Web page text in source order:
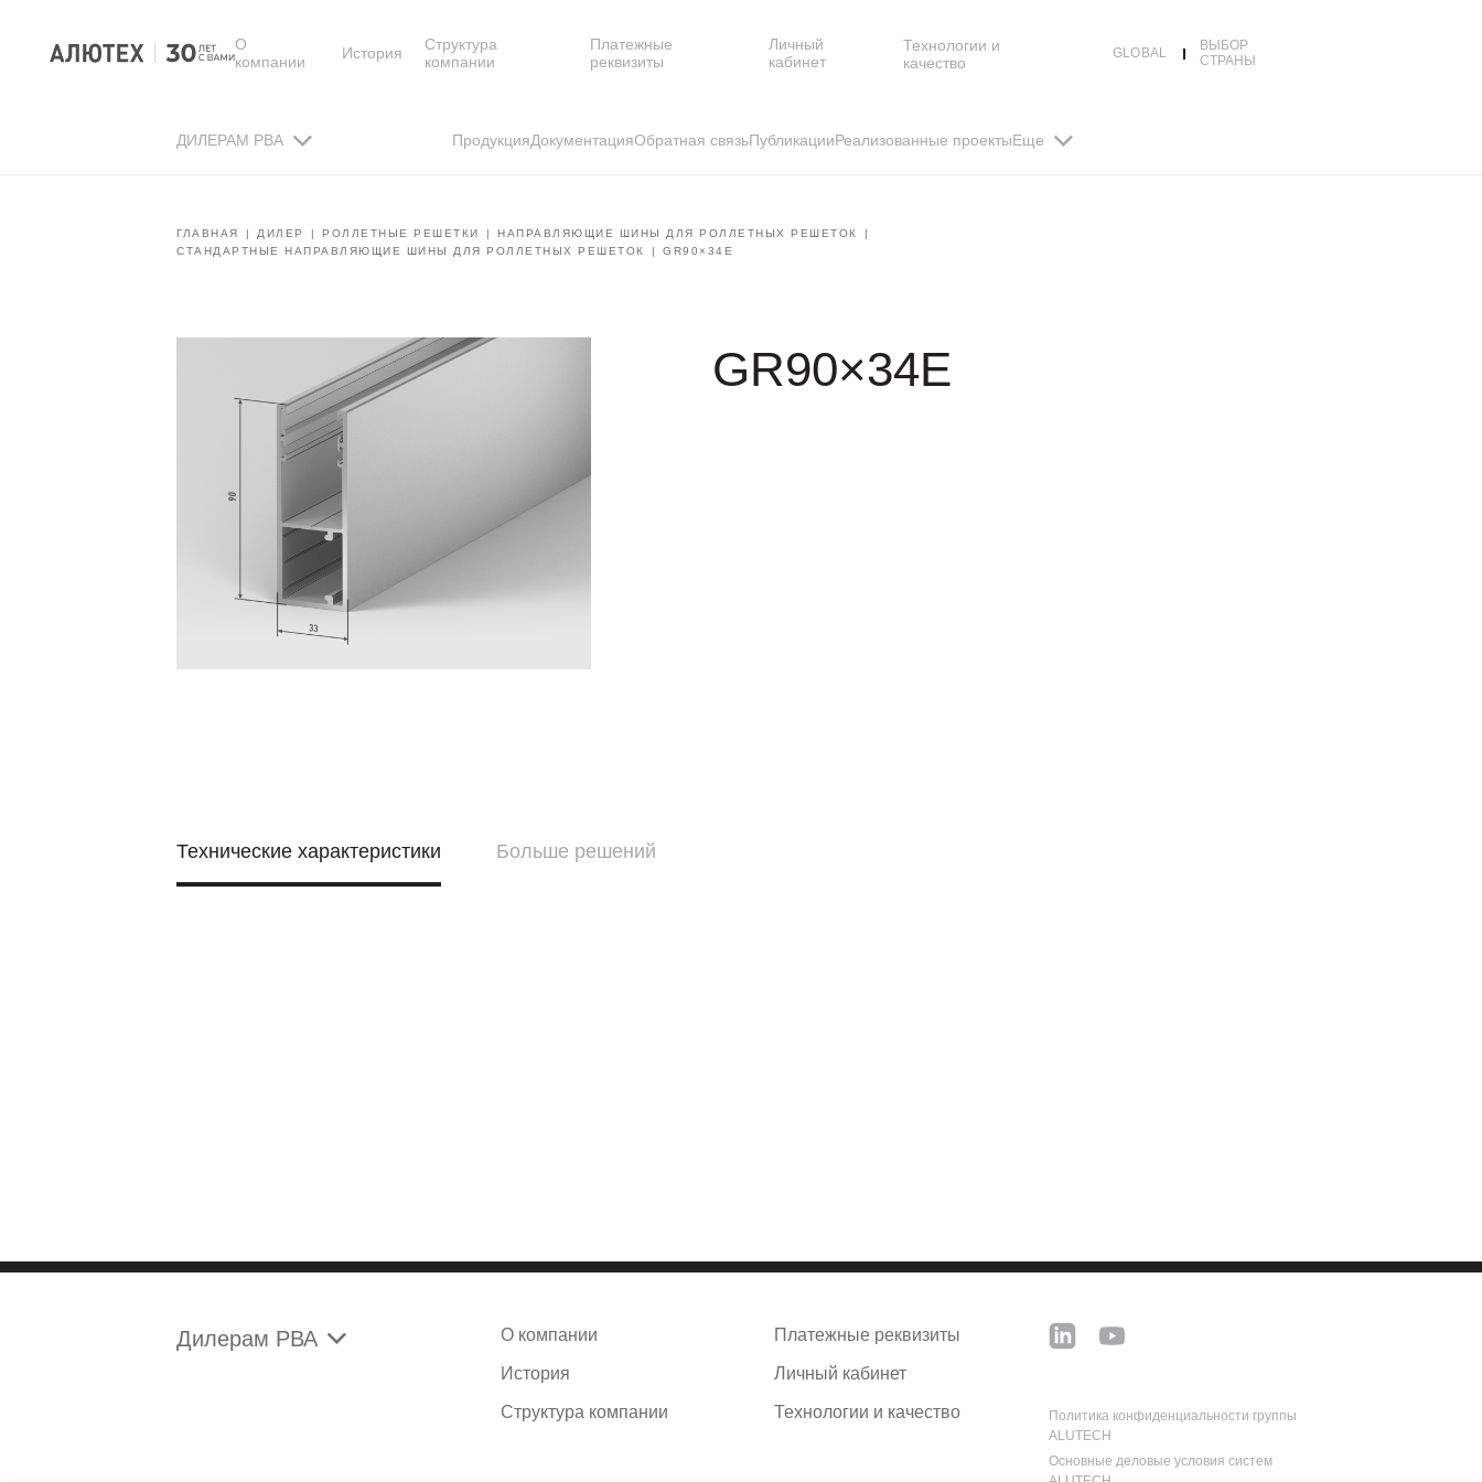
О
компании
История
Структура
компании
Платежные
реквизиты
Личный
кабинет
Технологии и
качество
GLOBAL
ВЫБОР
СТРАНЫ
ДИЛЕРАМ РВА ПродукцияДокументацияОбратная связьПубликацииРеализованные проектыЕще
ГЛАВНАЯ ДИЛЕР РОЛЛЕТНЫЕ РЕШЕТКИ
НАПРАВЛЯЮЩИЕ ШИНЫ ДЛЯ РОЛЛЕТНЫХ РЕШЕТОК
СТАНДАРТНЫЕ НАПРАВЛЯЮЩИЕ ШИНЫ ДЛЯ РОЛЛЕТНЫХ РЕШЕТОК
GR90×34E
GR90×34E
Технические характеристики Больше решений
Дилерам РВА О компании
История
Структура компании
Платежные реквизиты
Личный кабинет
Технологии и качество
Политика конфиденциальности группы
ALUTECH
Основные деловые условия систем